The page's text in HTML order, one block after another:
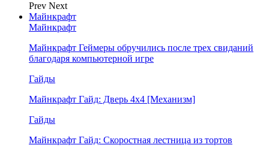
Prev Next
Майнкрафт
Майнкрафт
Майнкрафт Геймеры обручились после трех свиданий
благодаря компьютерной игре
Гайды
Майнкрафт Гайд: Дверь 4х4 [Механизм]
Гайды
Майнкрафт Гайд: Скоростная лестница из тортов